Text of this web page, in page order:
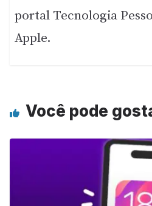
portal Tecnologia
Apple.
Você pode